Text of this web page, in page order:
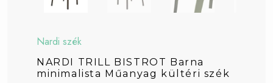
Nardi szék
NARDI TRILL BISTROT Barna
minimalista Műanyag kültéri szék